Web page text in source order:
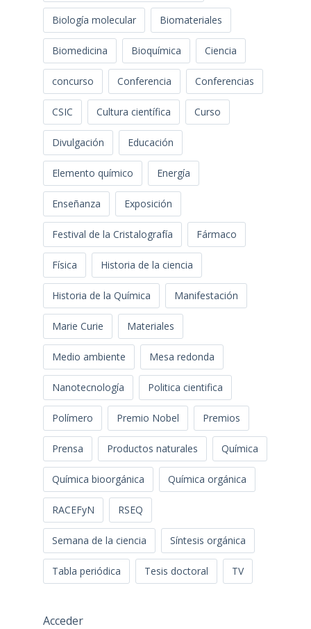
Biología molecular Biomateriales
Biomedicina Bioquímica Ciencia
concurso Conferencia Conferencias
CSIC Cultura científica Curso
Divulgación Educación
Elemento químico Energía
Enseñanza Exposición
Festival de la Cristalografía Fármaco
Física Historia de la ciencia
Historia de la Química Manifestación
Marie Curie Materiales
Medio ambiente Mesa redonda
Nanotecnología Politica cientifica
Polímero Premio Nobel Premios
Prensa Productos naturales Química
Química bioorgánica Química orgánica
RACEFyN RSEQ
Semana de la ciencia Síntesis orgánica
Tabla periódica Tesis doctoral TV
Acceder